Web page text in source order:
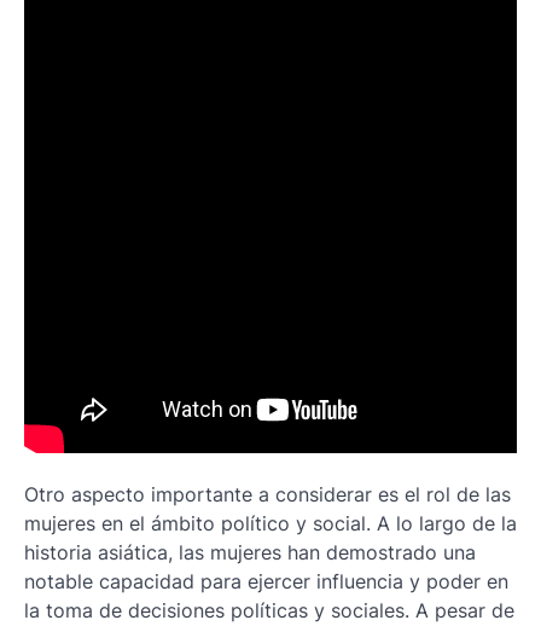
Otro aspecto importante a considerar es el rol de las
mujeres en el ámbito político y social. A lo largo de la
historia asiática, las mujeres han demostrado una
notable capacidad para ejercer influencia y poder en
la toma de decisiones políticas y sociales. A pesar de